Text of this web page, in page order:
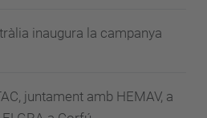
inaugura la campanya
juntament amb HEMAV, a